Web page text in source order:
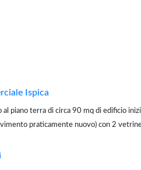
Ispica
al piano terra di circa 90 mq di edificio
praticamente nuovo) con 2
parcheggio pubblico nelle vicinanze.